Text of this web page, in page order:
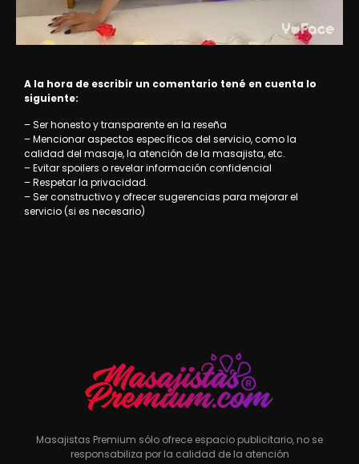
A la hora de escribir un comentario tené en cuenta lo
siguiente:
– Ser honesto y transparente en la reseña
– Mencionar aspectos específicos del servicio, como la
calidad del masaje, la atención de la masajista, etc.
– Evitar spoilers o revelar información confidencial
– Respetar la privacidad.
– Ser constructivo y ofrecer sugerencias para mejorar el
servicio (si es necesario)
Masajistas Premium sólo ofrece espacio publicitario, no se
responsabiliza por la calidad de la atención